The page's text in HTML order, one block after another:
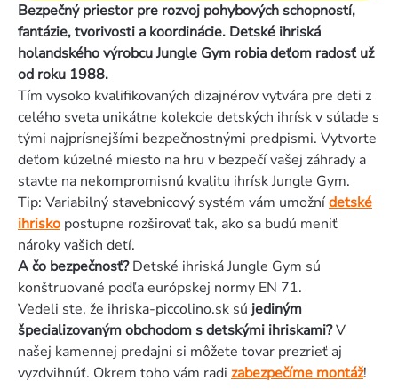
Bezpečný priestor pre rozvoj pohybových schopností,
fantázie, tvorivosti a koordinácie. Detské ihriská
holandského výrobcu Jungle Gym robia deťom radosť už
od roku 1988.
Tím vysoko kvalifikovaných dizajnérov vytvára pre deti z
celého sveta unikátne kolekcie detských ihrísk v súlade s
tými najprísnejšími bezpečnostnými predpismi. Vytvorte
deťom kúzelné miesto na hru v bezpečí vašej záhrady a
stavte na nekompromisnú kvalitu ihrísk Jungle Gym.
Tip: Variabilný stavebnicový systém vám umožnídetské
ihrisko postupne rozširovať tak, ako sa budú meniť
nároky vašich detí.
A čo bezpečnosť?Detské ihriská Jungle Gym sú
konštruované podľa európskej normy EN 71.
Vedeli ste, že ihriska-piccolino.sk sú jediným
špecializovaným obchodom s detskými ihriskami?V
našej kamennej predajni si môžete tovar prezrieť aj
vyzdvihnúť. Okrem toho vám radi zabezpečíme montáž!